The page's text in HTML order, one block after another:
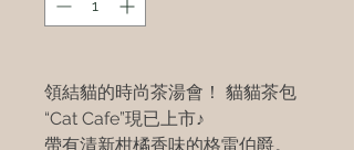
領結貓的時尚茶湯會！ 貓貓茶包
“Cat Cafe”現已上市♪
帶有清新柑橘香味的格雷伯爵。